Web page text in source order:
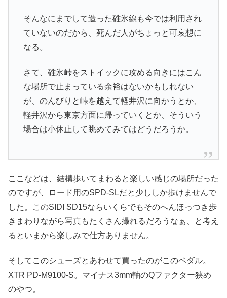
そんなにまでして造った碓氷線も今では利用され
ていないのだから、死んだ人がちょっと可哀想に
なる。
さて、碓氷峠をストイックに攻める向きにはこん
な場所で止まっている余裕はないかもしれない
が、のんびりと峠を越えて軽井沢に向かうとか、
軽井沢から東京方面に帰っていくとか、そういう
場合は小休止して眺めてみてはどうだろうか。
ここなどは、結構歩いてまわると楽しい感じの場所だった
のですが、ロード用のSPD-SLだと少ししか歩けませんで
した。このSIDI SD15ならいくらでもそのへんほっつき歩
きまわりながら写真もたくさん撮れるだろうなぁ、と考え
るといまから楽しみで仕方ありません。
そしてこのシューズとあわせて買ったのがこのペダル。
XTR PD-M9100-S。マイナス3mm軸のQファクター狭め
のやつ。